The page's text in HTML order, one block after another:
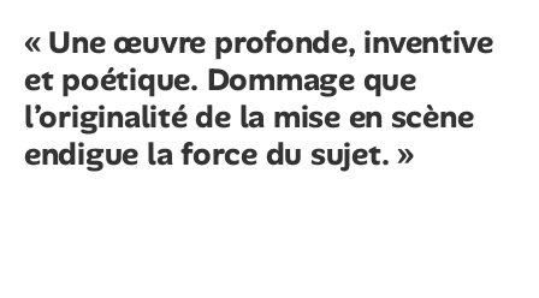
« Une œuvre profonde, inventive
et poétique. Dommage que
l’originalité de la mise en scène
endigue la force du sujet. »